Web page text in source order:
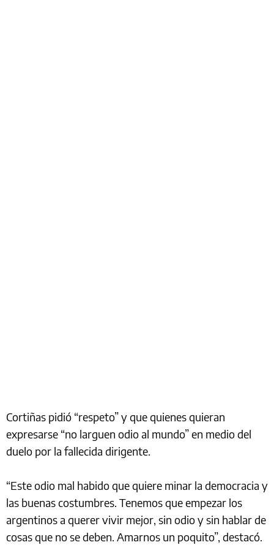
Cortiñas pidió “respeto” y que quienes quieran
expresarse “no larguen odio al mundo” en medio del
duelo por la fallecida dirigente.
“Este odio mal habido que quiere minar la democracia y
las buenas costumbres. Tenemos que empezar los
argentinos a querer vivir mejor, sin odio y sin hablar de
cosas que no se deben. Amarnos un poquito”, destacó.